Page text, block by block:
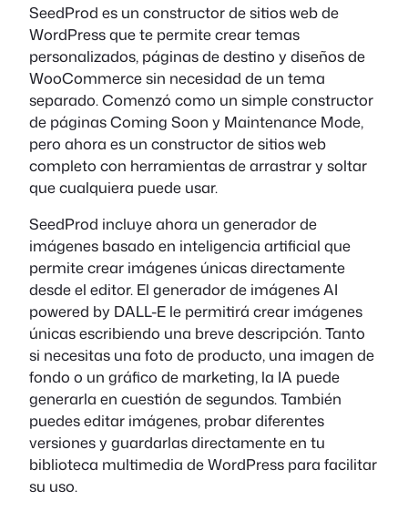
SeedProd es un constructor de sitios web de
WordPress que te permite crear temas
personalizados, páginas de destino y diseños de
WooCommerce sin necesidad de un tema
separado. Comenzó como un simple constructor
de páginas Coming Soon y Maintenance Mode,
pero ahora es un constructor de sitios web
completo con herramientas de arrastrar y soltar
que cualquiera puede usar.
SeedProd incluye ahora un generador de
imágenes basado en inteligencia artificial que
permite crear imágenes únicas directamente
desde el editor. El generador de imágenes AI
powered by DALL-E le permitirá crear imágenes
únicas escribiendo una breve descripción. Tanto
si necesitas una foto de producto, una imagen de
fondo o un gráfico de marketing, la IA puede
generarla en cuestión de segundos. También
puedes editar imágenes, probar diferentes
versiones y guardarlas directamente en tu
biblioteca multimedia de WordPress para facilitar
su uso.